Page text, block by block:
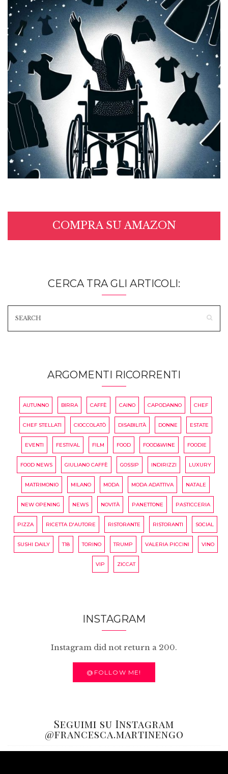
COMPRA SU AMAZON
CERCA TRA GLI ARTICOLI:
ARGOMENTI RICORRENTI
AUTUNNO BIRRA CAFFÈ CAINO CAPODANNO CHEF
CHEF STELLATI CIOCCOLATÒ DISABILITÀ DONNE ESTATE
EVENTI FESTIVAL FILM FOOD FOOD&WINE FOODIE
FOOD NEWS GIULIANO CAFFÈ GOSSIP INDIRIZZI LUXURY
MATRIMONIO MILANO MODA MODA ADATTIVA NATALE
NEW OPENING NEWS NOVITÀ PANETTONE PASTICCERIA
PIZZA RICETTA D'AUTORE RISTORANTE RISTORANTI SOCIAL
SUSHI DAILY T18 TORINO TRUMP VALERIA PICCINI VINO
VIP ZICCAT
INSTAGRAM
Instagram did not return a 200.
@FOLLOW ME!
Seguimi su Instagram
@francesca.martinengo